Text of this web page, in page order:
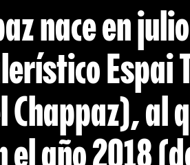
nace en
Espai
Chappaz), al
el año 2018